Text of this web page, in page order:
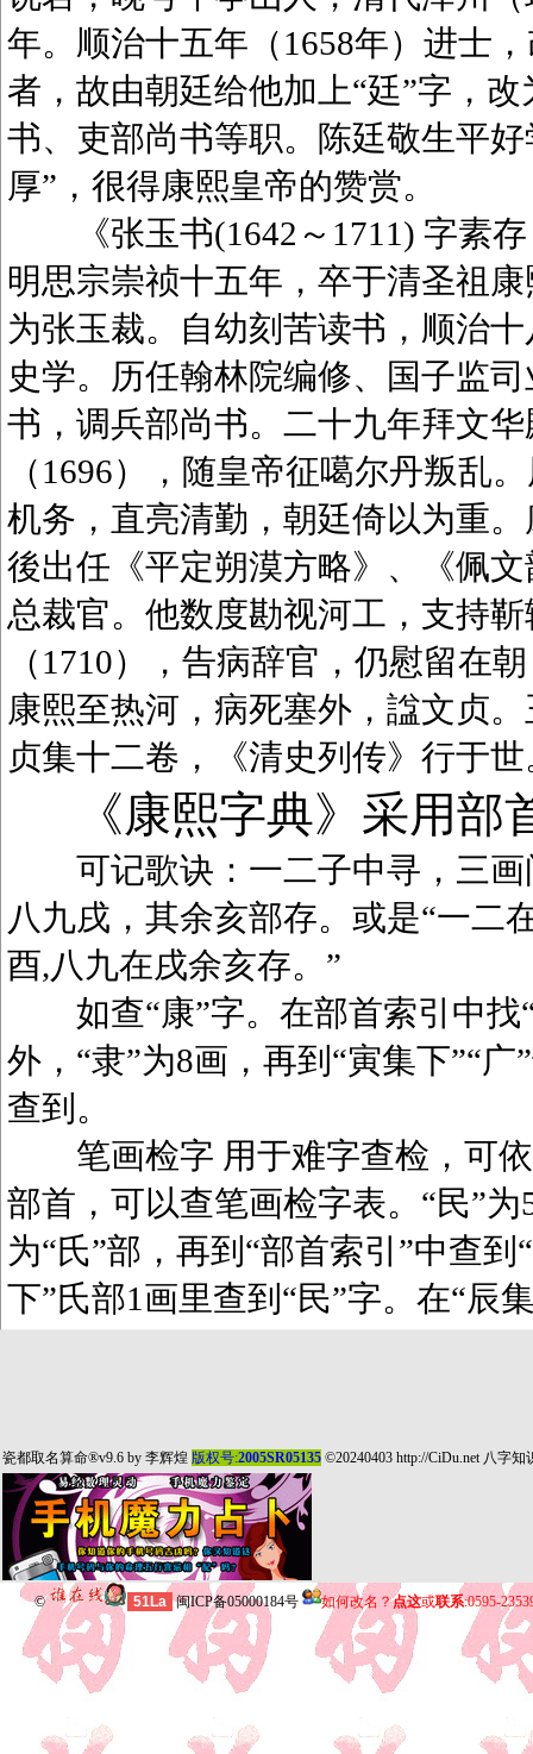
年。顺治十五年（1658年）进士
者，故由朝廷给他加上“廷”字，
书、吏部尚书等职。陈廷敬生平
厚”，很得康熙皇帝的赞赏。
《张玉书(1642～1711) 字素存
明思宗崇祯十五年，卒于清圣祖
为张玉裁。自幼刻苦读书，顺治
史学。历任翰林院编修、国子监
书，调兵部尚书。二十九年拜文
（1696），随皇帝征噶尔丹叛乱
机务，直亮清勤，朝廷倚以为重
後出任《平定朔漠方略》、《佩
总裁官。他数度勘视河工，支持
（1710），告病辞官，仍慰留在
康熙至热河，病死塞外，諡文贞
贞集十二卷，《清史列传》行于世
《康熙字典》采用
可记歌诀：一二子中寻，三画
八九戌，其余亥部存。或是“一二
酉,八九在戌余亥存。”
如查“康”字。在部首索引中找“
外，“隶”为8画，再到“寅集下”“
查到。
笔画检字 用于难字查检，可依
部首，可以查笔画检字表。“民”
为“氏”部，再到“部首索引”中查到
下”氏部1画里查到“民”字。在“辰
瓷都取名算命®v9.6 by 李辉煌 版权号:2005SR05135 ©20240403 http://CiDu.net 八字知
© 51La 闽ICP备05000184号 如何改名？点这或联系:0595-